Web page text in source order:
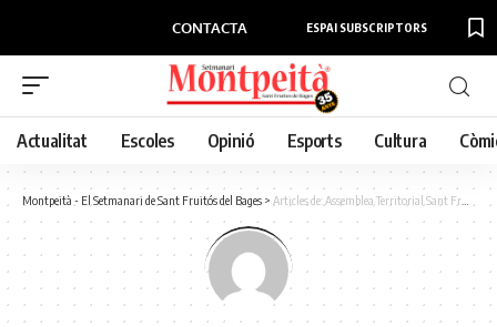
CONTACTA ESPAI SUBSCRIPTORS
Actualitat Escoles Opinió Esports Cultura
Montpeità - El Setmanari de Sant Fruitós del Bages > Articles de: Assemblea Territorial Sant Fruitós x la Independència Assemblea Nacional Catalana